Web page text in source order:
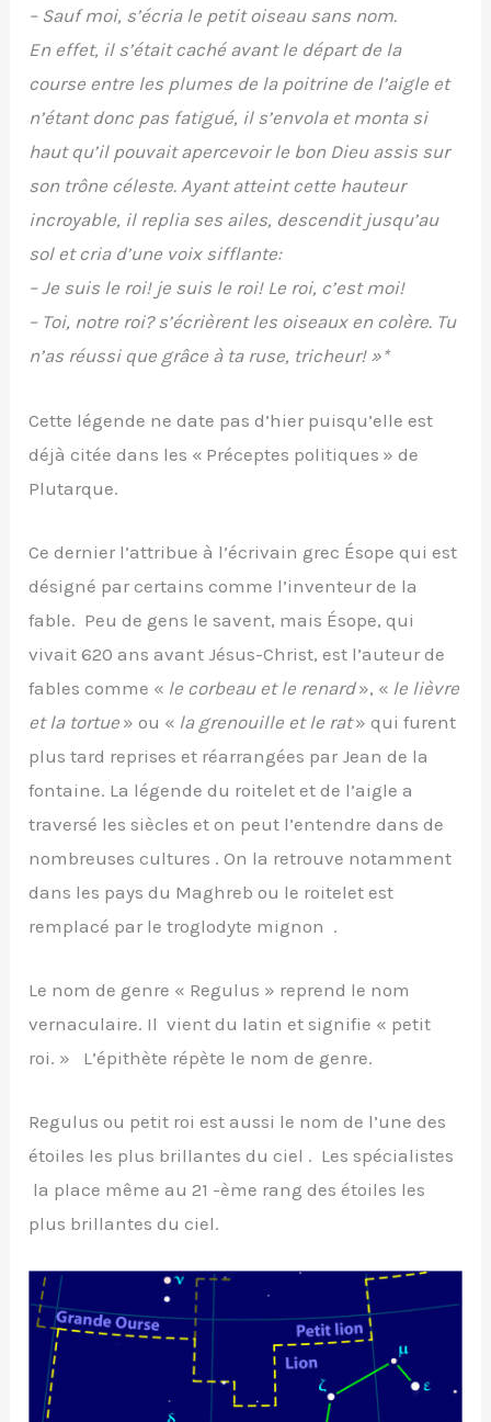
– Sauf moi, s’écria le petit oiseau sans nom.
En effet, il s’était caché avant le départ de la
course entre les plumes de la poitrine de l’aigle et
n’étant donc pas fatigué, il s’envola et monta si
haut qu’il pouvait apercevoir le bon Dieu assis sur
son trône céleste. Ayant atteint cette hauteur
incroyable, il replia ses ailes, descendit jusqu’au
sol et cria d’une voix sifflante:
– Je suis le roi! je suis le roi! Le roi, c’est moi!
– Toi, notre roi? s’écrièrent les oiseaux en colère. Tu
n’as réussi que grâce à ta ruse, tricheur! »*
Cette légende ne date pas d’hier puisqu’elle est
déjà citée dans les « Préceptes politiques » de
Plutarque.
Ce dernier l’attribue à l’écrivain grec Ésope qui est
désigné par certains comme l’inventeur de la
fable. Peu de gens le savent, mais Ésope, qui
vivait 620 ans avant Jésus-Christ, est l’auteur de
fables comme « le corbeau et le renard», « le lièvre
et la tortue » ou « la grenouille et le rat» qui furent
plus tard reprises et réarrangées par Jean de la
fontaine. La légende du roitelet et de l’aigle a
traversé les siècles et on peut l’entendre dans de
nombreuses cultures . On la retrouve notamment
dans les pays du Maghreb ou le roitelet est
remplacé par le troglodyte mignon .
Le nom de genre « Regulus » reprend le nom
vernaculaire. Il vient du latin et signifie « petit
roi. » L’épithète répète le nom de genre.
Regulus ou petit roi est aussi le nom de l’une des
étoiles les plus brillantes du ciel . Les spécialistes
la place même au 21 -ème rang des étoiles les
plus brillantes du ciel.